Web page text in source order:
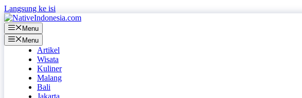
Langsung ke isi
Menu
Menu
Artikel
Wisata
Kuliner
Malang
Bali
Jakarta